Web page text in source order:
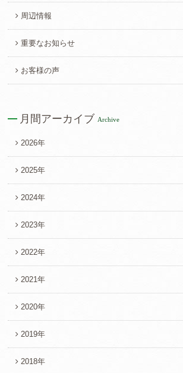
周辺情報
重要なお知らせ
お客様の声
月間アーカイブ Archive
2026年
2025年
2024年
2023年
2022年
2021年
2020年
2019年
2018年